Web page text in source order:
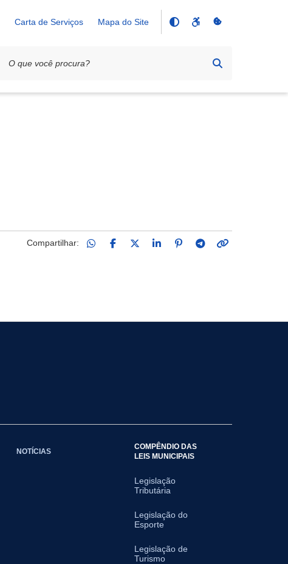
Carta de Serviços Mapa do Site
Compartilhar:
NOTÍCIAS
COMPÊNDIO DAS
LEIS MUNICIPAIS
Legislação
Tributária
Legislação do
Esporte
Legislação de
Turismo